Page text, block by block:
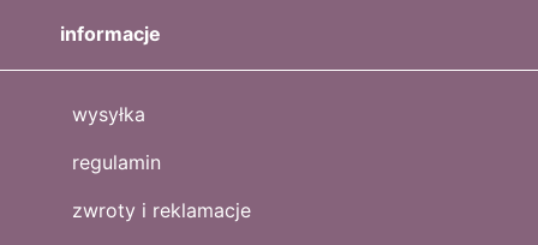
informacje
wysyłka
regulamin
zwroty i reklamacje